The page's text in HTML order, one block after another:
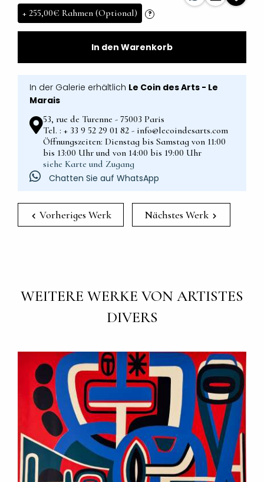
+ 255,00€ Rahmen (Optional) ?
In den Warenkorb
In der Galerie erhältlich Le Coin des Arts - Le
Marais
53, rue de Turenne - 75003 Paris
Tel. : + 33 9 52 29 01 82 - info@lecoindesarts.com
Öffnungszeiten: Dienstag bis Samstag von 11:00
bis 13:00 Uhr und von 14:00 bis 19:00 Uhr
siehe Karte und Zugang
Chatten Sie auf WhatsApp
Vorheriges Werk Nächstes Werk
WEITERE WERKE VON ARTISTES
DIVERS